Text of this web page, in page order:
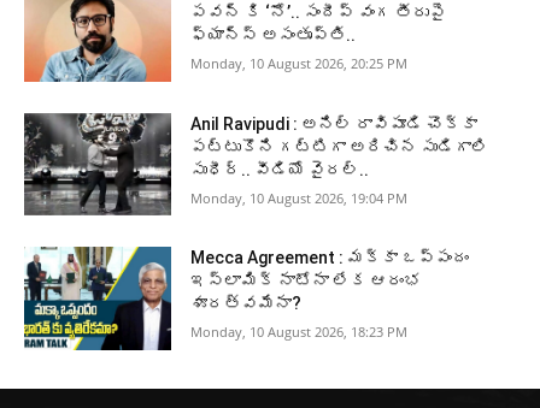
పవన్ కి ‘నో’.. సందీప్ వంగ తీరుపై
ఫ్యాన్స్ అసంతృప్తి..
Monday, 10 August 2026, 20:25 PM
Anil Ravipudi : అనిల్ రావిపూడి చొక్కా
పట్టుకొని గట్టిగా అరిచిన సుడిగాలి
సుధీర్.. వీడియో వైరల్..
Monday, 10 August 2026, 19:04 PM
Mecca Agreement : మక్కా ఒప్పందం
ఇస్లామిక్ నాటోనా లేక ఆరంభ
శూరత్వమేనా?
Monday, 10 August 2026, 18:23 PM